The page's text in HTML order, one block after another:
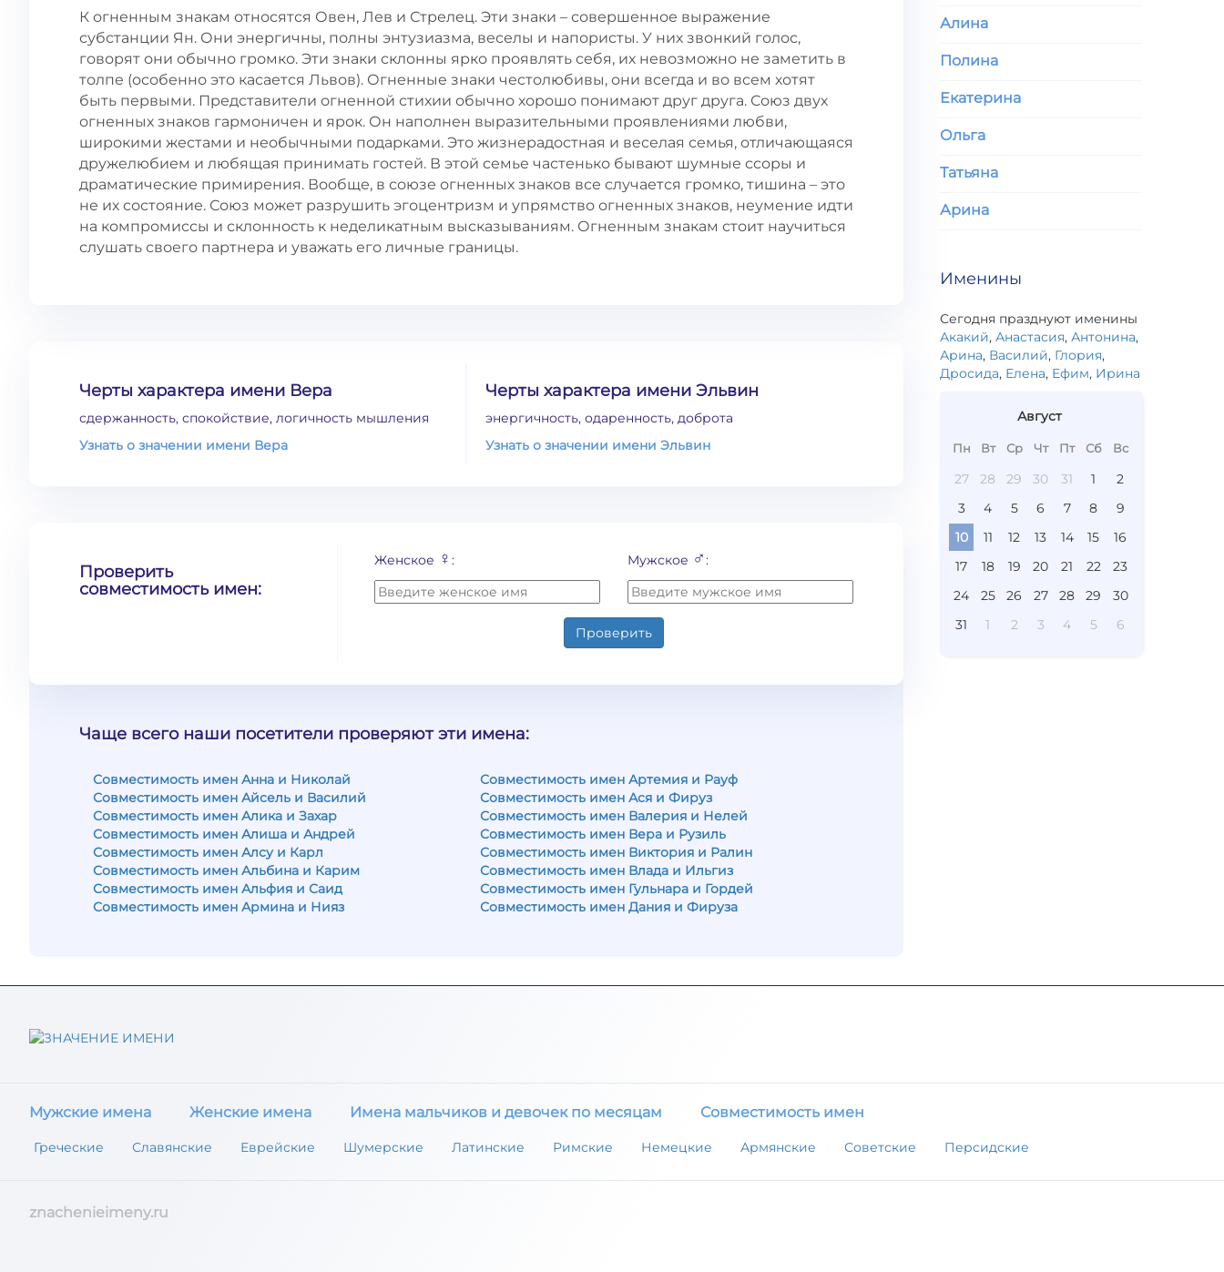
К огненным знакам относятся Овен, Лев и Стрелец. Эти знаки – совершенное выражение
субстанции Ян. Они энергичны, полны энтузиазма, веселы и напористы. У них звонкий голос,
говорят они обычно громко. Эти знаки склонны ярко проявлять себя, их невозможно не заметить в
толпе (особенно это касается Львов). Огненные знаки честолюбивы, они всегда и во всем хотят
быть первыми. Представители огненной стихии обычно хорошо понимают друг друга. Союз двух
огненных знаков гармоничен и ярок. Он наполнен выразительными проявлениями любви,
широкими жестами и необычными подарками. Это жизнерадостная и веселая семья, отличающаяся
дружелюбием и любящая принимать гостей. В этой семье частенько бывают шумные ссоры и
драматические примирения. Вообще, в союзе огненных знаков все случается громко, тишина – это
не их состояние. Союз может разрушить эгоцентризм и упрямство огненных знаков, неумение идти
на компромиссы и склонность к неделикатным высказываниям. Огненным знакам стоит научиться
слушать своего партнера и уважать его личные границы.
Черты характера имени Вера
сдержанность, спокойствие, логичность мышления
Узнать о значении имени Вера
Черты характера имени Эльвин
энергичность, одаренность, доброта
Узнать о значении имени Эльвин
Проверить
совместимость имен:
Женское ♀: Мужское ♂:
Проверить
Чаще всего наши посетители проверяют эти имена:
Совместимость имен Анна и Николай
Совместимость имен Айсель и Василий
Совместимость имен Алика и Захар
Совместимость имен Алиша и Андрей
Совместимость имен Алсу и Карл
Совместимость имен Альбина и Карим
Совместимость имен Альфия и Саид
Совместимость имен Армина и Нияз
Совместимость имен Артемия и Рауф
Совместимость имен Ася и Фируз
Совместимость имен Валерия и Нелей
Совместимость имен Вера и Рузиль
Совместимость имен Виктория и Ралин
Совместимость имен Влада и Ильгиз
Совместимость имен Гульнара и Гордей
Совместимость имен Дания и Фируза
Алина
Полина
Екатерина
Ольга
Татьяна
Арина
Именины
Сегодня празднуют именины
Акакий, Анастасия, Антонина,
Арина, Василий, Глория,
Дросида, Елена, Ефим, Ирина
Август
Пн Вт Ср Чт Пт Сб Вс
27 28 29 30 31 1
2
3
4 5 6 7 8
9
10
11 12 13 14 15
16
17
18 19 20 21 22
23
24
25 26 27 28 29
30
31
1 2 3 4 5 6
Мужские имена Женские имена Имена мальчиков и девочек по месяцам Совместимость имен
Греческие Славянские Еврейские Шумерские Латинские Римские Немецкие Армянские Советские Персидские
znachenieimeny.ru